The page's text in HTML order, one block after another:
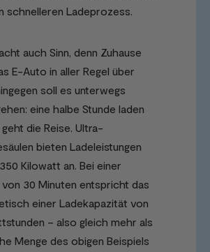
schnelleren Ladeprozess.
auch Sinn, denn Zuhause
E-Auto in aller Regel über
soll es unterwegs
eine halbe Stunde laden
die Reise. Ultra-
bieten Ladeleistungen
Kilowatt an. Bei einer
30 Minuten entspricht das
einer Ladekapazität von
– also gleich mehr als
Menge des obigen Beispiels